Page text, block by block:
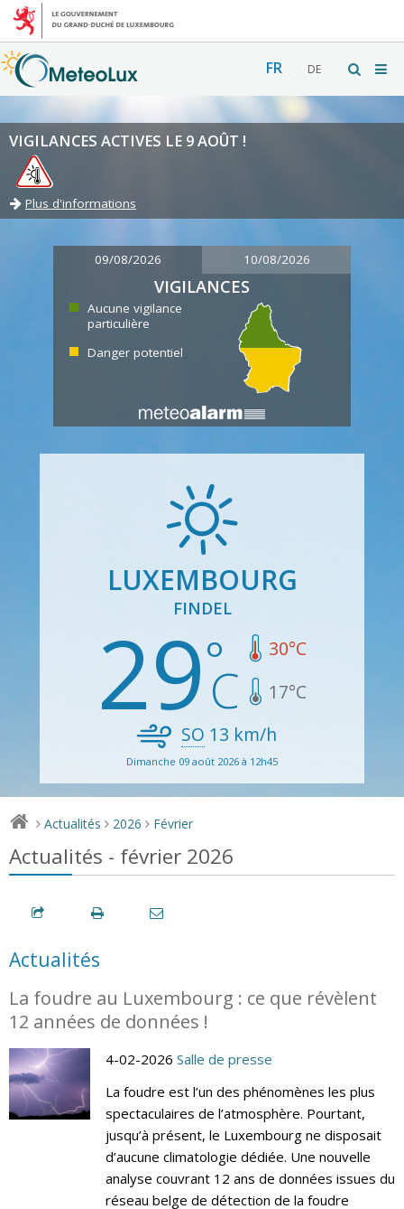
FR DE
VIGILANCES ACTIVES LE 9 AOÛT !
Plus d'informations
09/08/2026 10/08/2026
VIGILANCES
Aucune vigilance
particulière
Danger potentiel
LUXEMBOURG
FINDEL
29 30°C
17°C
SO 13 km/h
Dimanche 09 août 2026 à 12h45
> Actualités > 2026 > Février
Actualités - février 2026
Actualités
La foudre au Luxembourg : ce que révèlent
12 années de données !
4-02-2026 Salle de presse
La foudre est l’un des phénomènes les plus
spectaculaires de l’atmosphère. Pourtant,
jusqu’à présent, le Luxembourg ne disposait
d’aucune climatologie dédiée. Une nouvelle
analyse couvrant 12 ans de données issues du
réseau belge de détection de la foudre